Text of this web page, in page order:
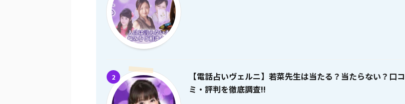
2
【電話占いヴェルニ】若菜先生は当たる？当たらない？口コ
ミ・評判を徹底調査!!